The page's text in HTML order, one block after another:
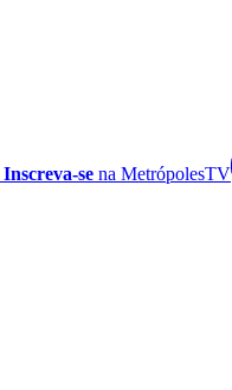
Inscreva-se na MetrópolesTV